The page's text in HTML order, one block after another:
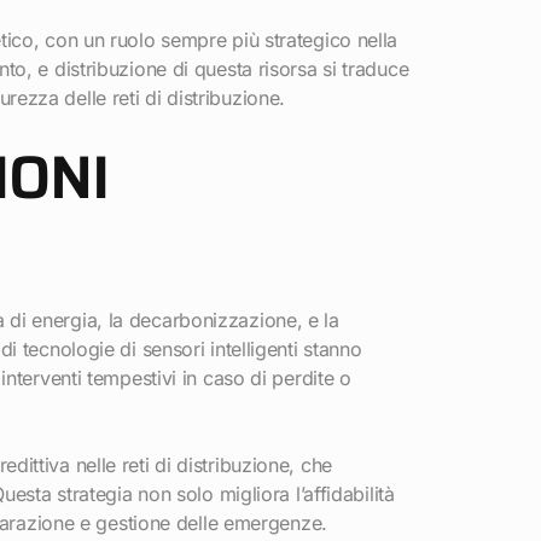
con un ruolo sempre più strategico nella
e distribuzione di questa risorsa si traduce
delle reti di distribuzione.
energia, la decarbonizzazione, e la
tecnologie di sensori intelligenti stanno
tempestivi in caso di perdite o
nelle reti di distribuzione, che
strategia non solo migliora l’affidabilità
e gestione delle emergenze.